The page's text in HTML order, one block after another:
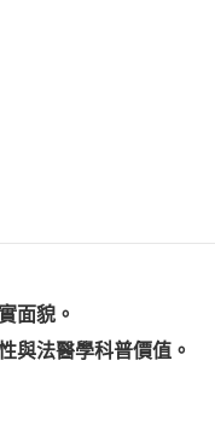
面貌。
與法醫學科普價值。